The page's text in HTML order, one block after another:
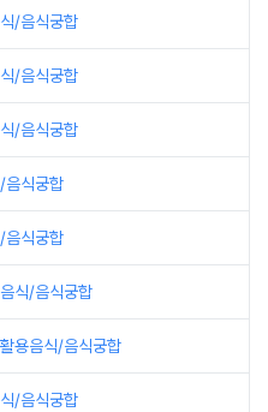
/음식궁합
/음식궁합
/음식궁합
음식궁합
음식궁합
식/음식궁합
용음식/음식궁합
/음식궁합